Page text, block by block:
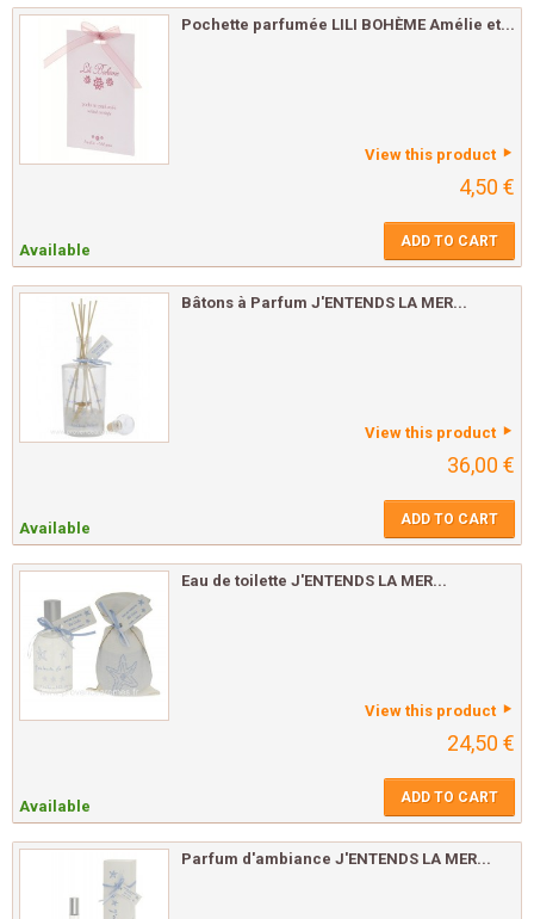
Pochette parfumée LILI BOHÈME Amélie et...
View this product
4,50 €
Available ADD TO CART
Bâtons à Parfum J'ENTENDS LA MER...
View this product
36,00 €
Available ADD TO CART
Eau de toilette J'ENTENDS LA MER...
View this product
24,50 €
Available ADD TO CART
Parfum d'ambiance J'ENTENDS LA MER...